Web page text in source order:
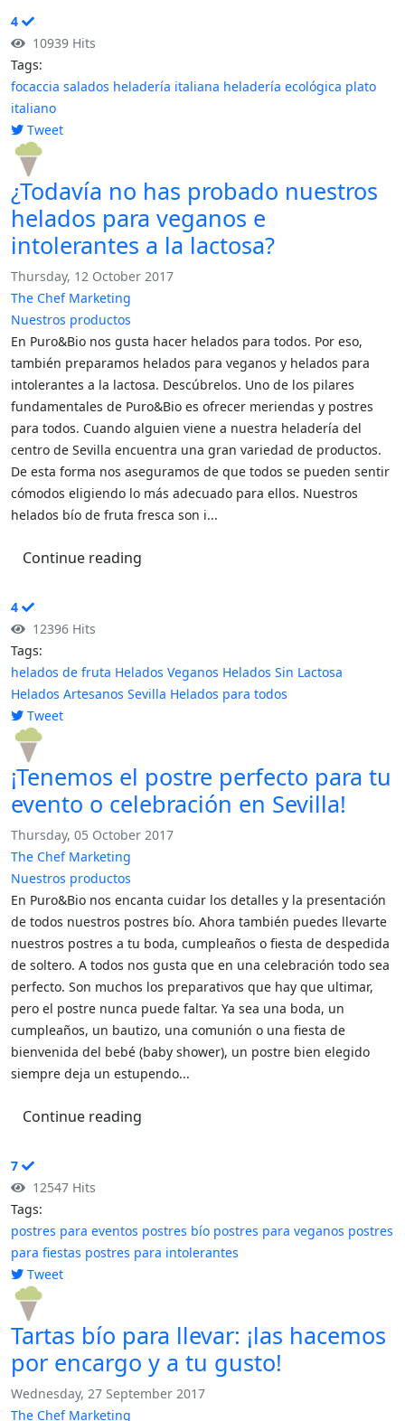
4
10939 Hits
Tags:
focaccia salados heladería italiana heladería ecológica plato
italiano
Tweet
pinterest
¿Todavía no has probado nuestros
helados para veganos e
intolerantes a la lactosa?
Thursday, 12 October 2017
The Chef Marketing
Nuestros productos
En Puro&Bio nos gusta hacer helados para todos. Por eso,
también preparamos helados para veganos y helados para
intolerantes a la lactosa. Descúbrelos. Uno de los pilares
fundamentales de Puro&Bio es ofrecer meriendas y postres
para todos. Cuando alguien viene a nuestra heladería del
centro de Sevilla encuentra una gran variedad de productos.
De esta forma nos aseguramos de que todos se pueden sentir
cómodos eligiendo lo más adecuado para ellos. Nuestros
helados bío de fruta fresca son i...
Continue reading
4
12396 Hits
Tags:
helados de fruta Helados Veganos Helados Sin Lactosa
Helados Artesanos Sevilla Helados para todos
Tweet
pinterest
¡Tenemos el postre perfecto para tu
evento o celebración en Sevilla!
Thursday, 05 October 2017
The Chef Marketing
Nuestros productos
En Puro&Bio nos encanta cuidar los detalles y la presentación
de todos nuestros postres bío. Ahora también puedes llevarte
nuestros postres a tu boda, cumpleaños o fiesta de despedida
de soltero. A todos nos gusta que en una celebración todo sea
perfecto. Son muchos los preparativos que hay que ultimar,
pero el postre nunca puede faltar. Ya sea una boda, un
cumpleaños, un bautizo, una comunión o una fiesta de
bienvenida del bebé (baby shower), un postre bien elegido
siempre deja un estupendo...
Continue reading
7
12547 Hits
Tags:
postres para eventos postres bío postres para veganos postres
para fiestas postres para intolerantes
Tweet
pinterest
Tartas bío para llevar: ¡las hacemos
por encargo y a tu gusto!
Wednesday, 27 September 2017
The Chef Marketing